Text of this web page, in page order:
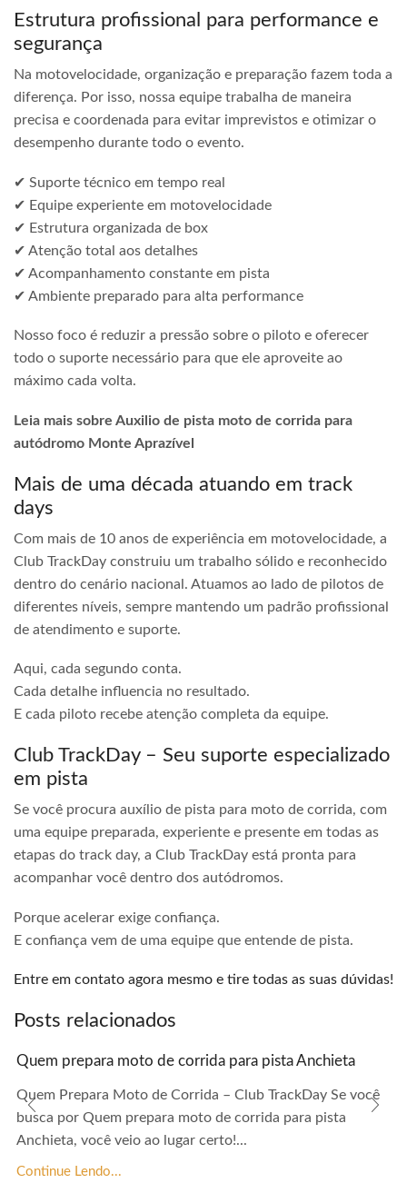
Estrutura profissional para performance e
segurança
Na motovelocidade, organização e preparação fazem toda a
diferença. Por isso, nossa equipe trabalha de maneira
precisa e coordenada para evitar imprevistos e otimizar o
desempenho durante todo o evento.
✔ Suporte técnico em tempo real
✔ Equipe experiente em motovelocidade
✔ Estrutura organizada de box
✔ Atenção total aos detalhes
✔ Acompanhamento constante em pista
✔ Ambiente preparado para alta performance
Nosso foco é reduzir a pressão sobre o piloto e oferecer
todo o suporte necessário para que ele aproveite ao
máximo cada volta.
Leia mais sobre Auxilio de pista moto de corrida para
autódromo Monte Aprazível
Mais de uma década atuando em track
days
Com mais de 10 anos de experiência em motovelocidade, a
Club TrackDay construiu um trabalho sólido e reconhecido
dentro do cenário nacional. Atuamos ao lado de pilotos de
diferentes níveis, sempre mantendo um padrão profissional
de atendimento e suporte.
Aqui, cada segundo conta.
Cada detalhe influencia no resultado.
E cada piloto recebe atenção completa da equipe.
Club TrackDay – Seu suporte especializado
em pista
Se você procura auxílio de pista para moto de corrida, com
uma equipe preparada, experiente e presente em todas as
etapas do track day, a Club TrackDay está pronta para
acompanhar você dentro dos autódromos.
Porque acelerar exige confiança.
E confiança vem de uma equipe que entende de pista.
Entre em contato agora mesmo e tire todas as suas dúvidas!
Posts relacionados
Quem prepara moto de corrida para pista Anchieta
Quem Prepara Moto de Corrida – Club TrackDay Se você
busca por Quem prepara moto de corrida para pista
Anchieta, você veio ao lugar certo!...
Continue Lendo...